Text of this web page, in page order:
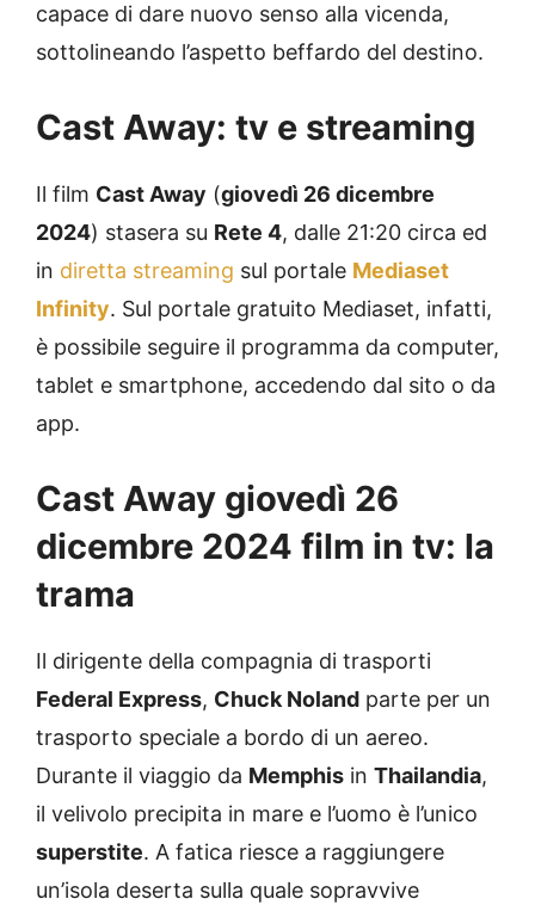
capace di dare nuovo senso alla vicenda,
sottolineando l’aspetto beffardo del destino.
Cast Away: tv e streaming
Il film Cast Away (giovedì 26 dicembre
2024) stasera su Rete 4, dalle 21:20 circa ed
in diretta streaming sul portale Mediaset
Infinity. Sul portale gratuito Mediaset, infatti,
è possibile seguire il programma da computer,
tablet e smartphone, accedendo dal sito o da
app.
Cast Away giovedì 26
dicembre 2024 film in tv: la
trama
Il dirigente della compagnia di trasporti
Federal Express, Chuck Noland parte per un
trasporto speciale a bordo di un aereo.
Durante il viaggio da Memphis in Thailandia,
il velivolo precipita in mare e l’uomo è l’unico
superstite. A fatica riesce a raggiungere
un’isola deserta sulla quale sopravvive